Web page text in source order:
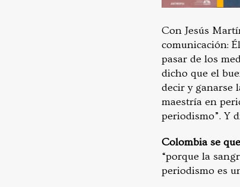
Con Jesús
comunicación:
pasar de los
dicho que el
decir y ganarse
maestría en
periodismo”. Y
Colombia se
“porque la
periodismo es